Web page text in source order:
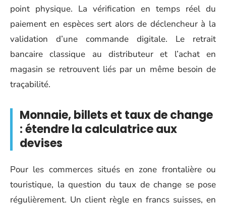
point physique. La vérification en temps réel du
paiement en espèces sert alors de déclencheur à la
validation d’une commande digitale. Le retrait
bancaire classique au distributeur et l’achat en
magasin se retrouvent liés par un même besoin de
traçabilité.
Monnaie, billets et taux de change
: étendre la calculatrice aux
devises
Pour les commerces situés en zone frontalière ou
touristique, la question du taux de change se pose
régulièrement. Un client règle en francs suisses, en